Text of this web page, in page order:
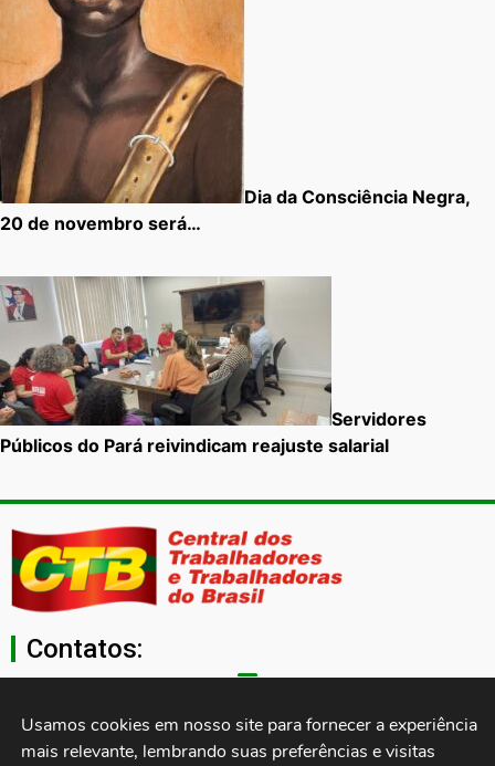
Dia da Consciência Negra,
20 de novembro será…
Servidores
Públicos do Pará reivindicam reajuste salarial
Contatos:
11 3874-0040
Usamos cookies em nosso site para fornecer a experiência
mais relevante, lembrando suas preferências e visitas